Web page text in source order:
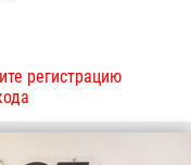
регистрацию